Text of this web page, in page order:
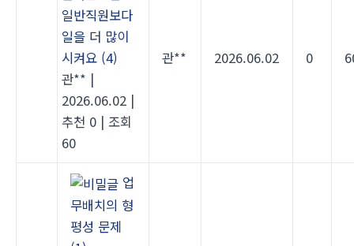
일반직원보다
일을 더 많이
시켜요 (4)
관** |
2026.06.02 |
추천 0 | 조회
60
관** 2026.06.02 0
업
무배치의 형
평성 문제